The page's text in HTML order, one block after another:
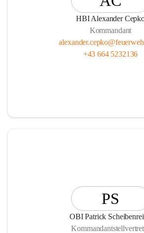
HBI Alexander
Kommandant
+43 664 5232136
PS
OBI Patrick